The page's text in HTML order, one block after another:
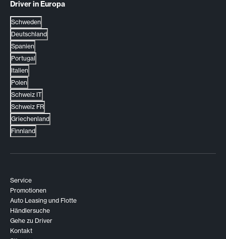
Driver in Europa
Schweden
Deutschland
Spanien
Portugal
Italien
Polen
Schweiz IT
Schweiz FR
Griechenland
Finnland
Service
Promotionen
Auto Leasing und Flotte
Händlersuche
Gehe zu Driver
Kontakt